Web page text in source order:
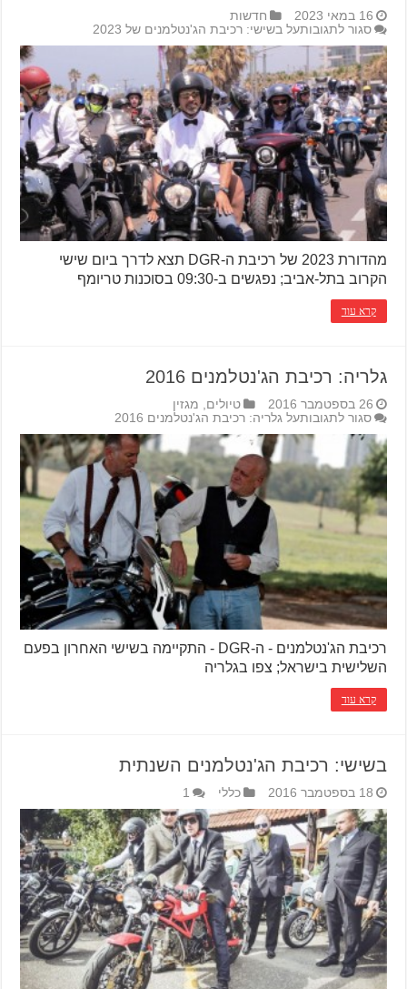
16 במאי 2023
חדשות
סגור לתגובותעל בשישי: רכיבת הג'נטלמנים של 2023
מהדורת 2023 של רכיבת ה-DGR תצא לדרך ביום שישי
הקרוב בתל-אביב; נפגשים ב-09:30 בסוכנות טריומף
קרא עוד
גלריה: רכיבת הג'נטלמנים 2016
26 בספטמבר 2016 טיולים
מגזין
סגור לתגובותעל גלריה: רכיבת הג'נטלמנים 2016
רכיבת הג'נטלמנים - ה-DGR - התקיימה בשישי האחרון בפעם
השלישית בישראל; צפו בגלריה
קרא עוד
בשישי: רכיבת הג'נטלמנים השנתית
18 בספטמבר 2016 כללי 1